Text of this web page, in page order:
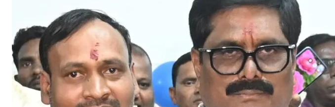
सु
धा
एं
उ
प